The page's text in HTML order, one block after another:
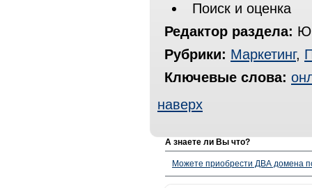
Поиск и оценка
Редактор раздела:
Рубрики: Маркетинг,
Ключевые слова:
наверх
А знаете ли Вы что?
Можете приобрести ДВА домена